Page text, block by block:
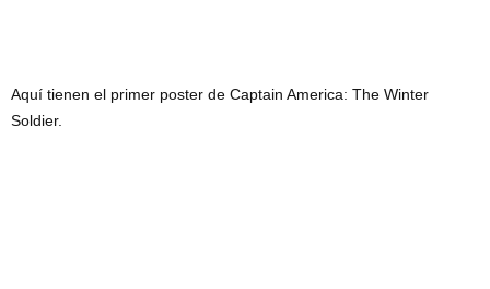
Aquí tienen el primer poster de Captain America: The Winter
Soldier.